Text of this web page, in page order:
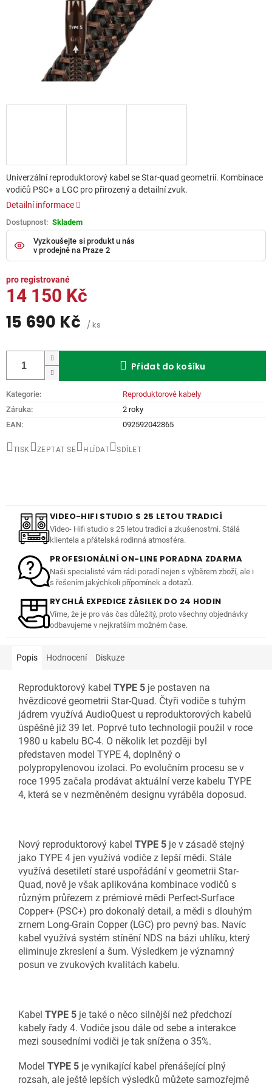
Vyzkoušejte si produkt u nás
v prodejně na Praze 2
14 150 Kč
15 690 Kč / ks
cena:
Skladem
Kategorie:
Reproduktorové kabely
Záruka:
2 roky
EAN: 092592042865
Přidat do košíku
Univerzální reproduktorový kabel se Star-quad geometrií. Kombinace
vodičů PSC+ a LGC pro přirozený a detailní zvuk.
Detailní informace
TISK ZEPTAT SE HLÍDAT SDÍLET
VIDEO-HIFI STUDIO S 25 LETOU TRADICÍ
Video- Hifi studio s 25 letou tradicí a zkušenostmi. Stálá
klientela a přátelská rodinná atmosféra.
PROFESIONÁLNÍ ON-LINE PORADNA ZDARMA
Naši specialisté vám rádi poradí nejen s výběrem zboží, ale i
s řešením jakýchkoli přípomínek a dotazů.
RYCHLÁ EXPEDICE ZÁSILEK DO 24 HODIN
Víme, že je pro vás čas důležitý, proto všechny objednávky
odbavujeme v nejkratším možném čase.
Popis Hodnocení Diskuze
Reproduktorový kabel TYPE 5 je postaven na
hvězdicové geometrii Star-Quad. Čtyři vodiče s tuhým
jádrem využívá AudioQuest u reproduktorových kabelů
úspěšně již 39 let. Poprvé tuto technologii použil v roce
1980 u kabelu BC-4. O několik let později byl
představen model TYPE 4, doplněný o
polypropylenovou izolaci. Po evolučním procesu se v
roce 1995 začala prodávat aktuální verze kabelu TYPE
4, která se v nezměněném designu vyráběla doposud.
Nový reproduktorový kabel TYPE 5 je v zásadě stejný
jako TYPE 4 jen využívá vodiče z lepší mědi. Stále
využívá desetiletí staré uspořádání v geometrii Star-
Quad, nově je však aplikována kombinace vodičů s
různým průřezem z prémiové mědi Perfect-Surface
Copper+ (PSC+) pro dokonalý detail, a mědi s dlouhým
zrnem Long-Grain Copper (LGC) pro pevný bas. Navíc
kabel využívá systém stínění NDS na bázi uhlíku, který
eliminuje zkreslení a šum. Výsledkem je významný
posun ve zvukových kvalitách kabelu.
Kabel TYPE 5 je také o něco silnější než předchozí
kabely řady 4. Vodiče jsou dále od sebe a interakce
mezi sousedními vodiči je tak snížena o 35%.
Model TYPE 5 je vynikající kabel přenášející plný
rozsah, ale ještě lepších výsledků můžete samozřejmě